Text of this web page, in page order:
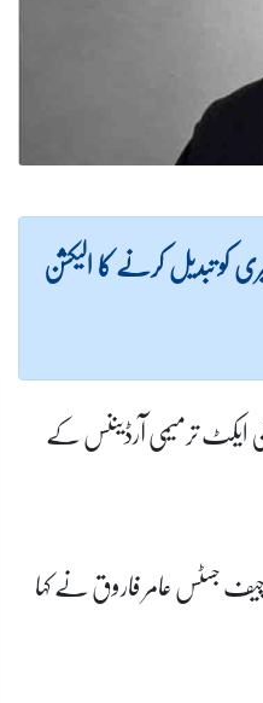
کو تبدیل کرنے کا الیکشن
ایکٹ ترمیمی آرڈیننس کے
جسٹس عامر فاروق نے کہا